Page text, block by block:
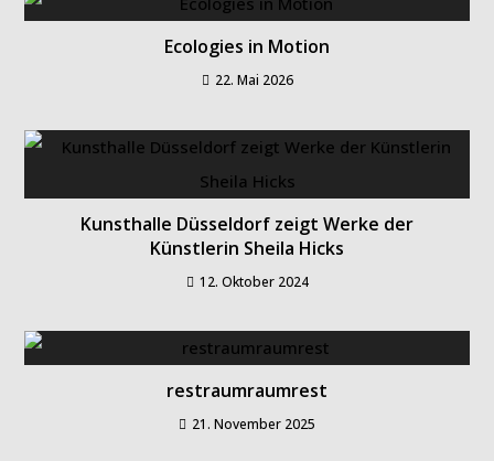
Ecologies in Motion
22. Mai 2026
Kunsthalle Düsseldorf zeigt Werke der
Künstlerin Sheila Hicks
12. Oktober 2024
restraumraumrest
21. November 2025